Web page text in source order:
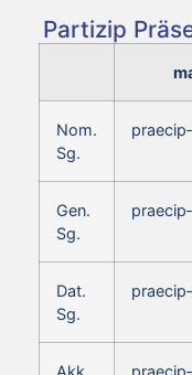
Partizip
Nom.
Sg.
Gen.
Sg.
Dat.
Sg.
Akk.